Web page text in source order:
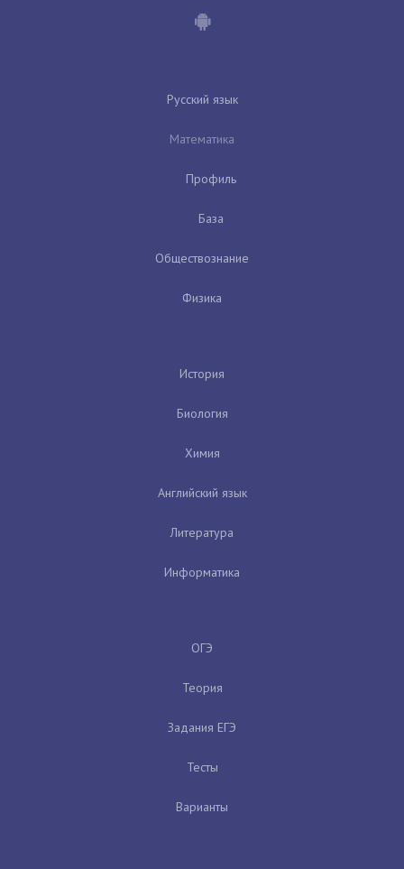
Русский язык
Математика
Профиль
База
Обществознание
Физика
История
Биология
Химия
Английский язык
Литература
Информатика
ОГЭ
Теория
Задания ЕГЭ
Тесты
Варианты